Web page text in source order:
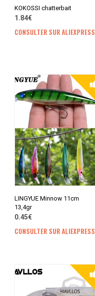
KOKOSSI chatterbait
1.84€
CONSULTER SUR ALIEXPRESS
LINGYUE Minnow 11cm
13,4gr
0.45€
CONSULTER SUR ALIEXPRESS